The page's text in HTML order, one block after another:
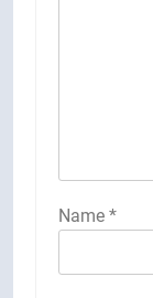
Name *